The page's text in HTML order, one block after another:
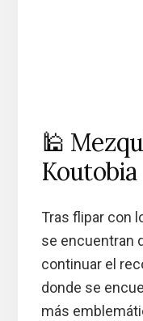
🕌
Koutobia
Tras flipar con
se encuentran
continuar el
donde se
más